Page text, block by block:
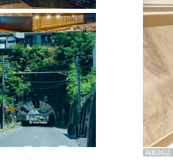
掲載雑誌
「アールデコとモダニズ
ック」』のレポート記事が